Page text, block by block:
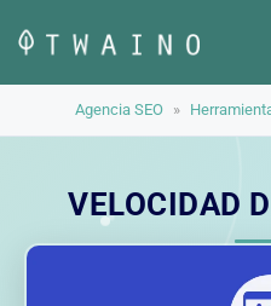
contenido
Agencia SEO »
VELOCIDAD